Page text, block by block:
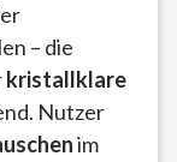
– die
kristallklare
Nutzer
im